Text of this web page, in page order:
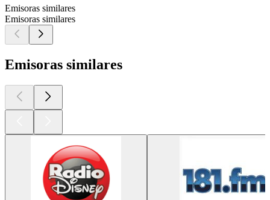
Emisoras similares
Emisoras similares
Emisoras similares